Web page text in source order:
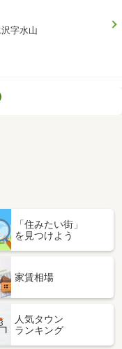
字水山
沢字北栗林
「住みたい街」
を見つけよう
家賃相場
人気タウン
ランキング